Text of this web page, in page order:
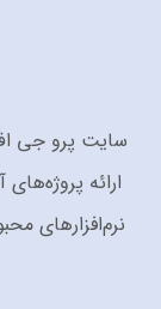
ارائه
نرم‌افزارهای